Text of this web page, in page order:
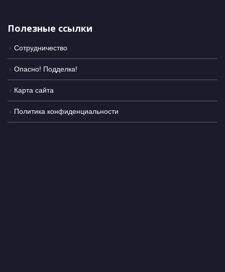
Полезные ссылки
Сотрудничество
Опасно! Подделка!
Карта сайта
Политика конфиденциальности